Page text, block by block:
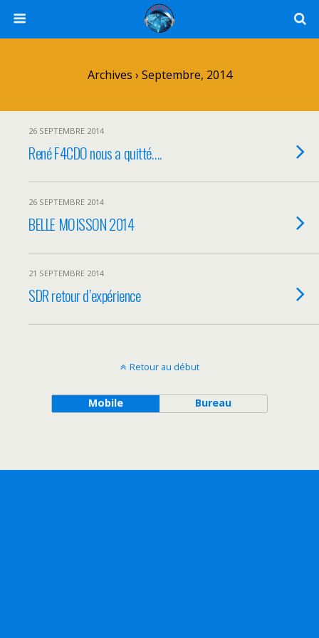
Archives › Septembre, 2014
26 SEPTEMBRE 2014
René F4CDO nous a quitté….
26 SEPTEMBRE 2014
BELLE MOISSON 2014
21 SEPTEMBRE 2014
SDR retour d’expérience
Retour au début
Mobile Bureau